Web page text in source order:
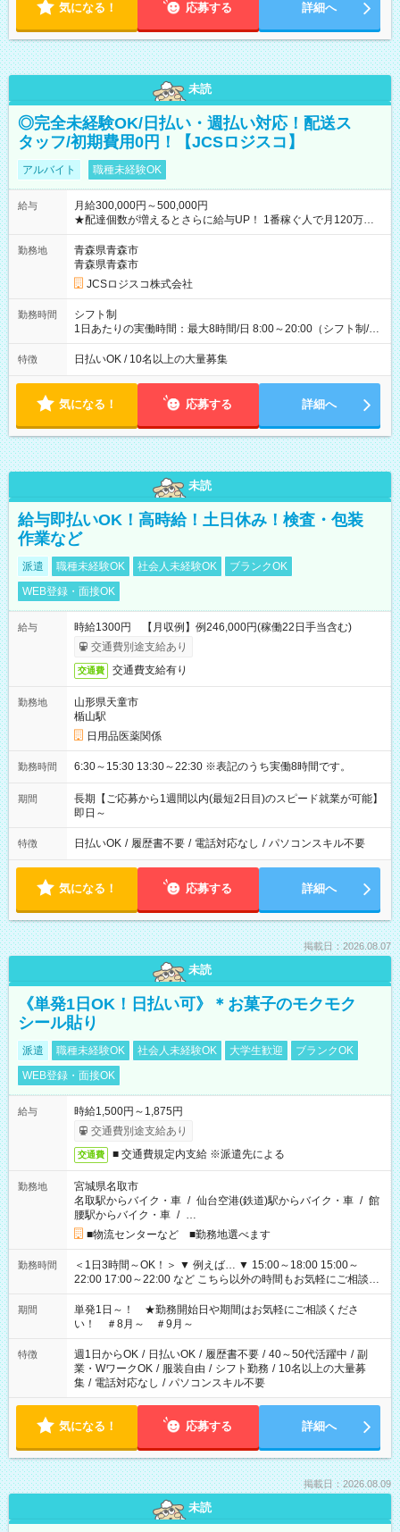
気になる！ 応募する 詳細へ
未読
◎完全未経験OK/日払い・週払い対応！配送ス
タッフ/初期費用0円！【JCSロジスコ】
アルバイト 職種未経験OK
給与
月給300,000円～500,000円
★配達個数が増えるとさらに給与UP！ 1番稼ぐ人で月120万ほ
ど！ ・主要都市エリア 月収55万円／週5日稼働 月収65万~112
万円／週6日稼働 ・地方郊外エリア 月収40万円／週5日稼働 月
収40万円~50万円／週6日稼働 ＜モデルイメージ＞ ■月収50万
円 (27歳男性/江東区在住)※元建築関係 1日150個配達×25日勤務
(日休み) ■月収80万円(43歳男性/墨田区在住)※元営業 1日200個
勤務地
青森県青森市
青森県青森市
JCSロジスコ株式会社
勤務時間
シフト制
1日あたりの実働時間：最大8時間/日 8:00～20:00（シフト制/実
働8時間） ※週5日勤務（場所次第では週4も有り） ※配達状況
によって時間外での勤務可能性有り ※案件により多少の前後あ
特徴 日払いOK / 10名以上の大量募集
気になる！ 応募する 詳細へ
未読
給与即払いOK！高時給！土日休み！検査・包装
作業など
派遣 職種未経験OK 社会人未経験OK
ブランクOK
WEB登録・面接OK
給与
時給1300円 【月収例】例246,000円(稼働22日手当含む)
交通費別途支給あり
交通費 交通費支給有り
勤務地
山形県天童市
楯山駅
日用品医薬関係
勤務時間 6:30～15:30 13:30～22:30 ※表記のうち実働8時間です。
期間
長期【ご応募から1週間以内(最短2日目)のスピード就業が可能】
即日～
特徴 日払いOK / 履歴書不要 / 電話対応なし / パソコンスキル不要
気になる！ 応募する 詳細へ
掲載日：2026.08.07
未読
《単発1日OK！日払い可》＊お菓子のモクモク
シール貼り
派遣 職種未経験OK 社会人未経験OK 大学生歓迎
ブランクOK
WEB登録・面接OK
給与
時給1,500円～1,875円
交通費別途支給あり
交通費 ■ 交通費規定内支給 ※派遣先による
勤務地
宮城県名取市
名取駅からバイク・車 / 仙台空港(鉄道)駅からバイク・車 / 館
腰駅からバイク・車 / …
■物流センターなど ■勤務地選べます
勤務時間
＜1日3時間～OK！＞ ▼ 例えば… ▼ 15:00～18:00 15:00～
22:00 17:00～22:00 など こちら以外の時間もお気軽にご相談く
ださい！
期間
単発1日～！ ★勤務開始日や期間はお気軽にご相談くださ
い！ ＃8月～ ＃9月～
特徴 週1日からOK / 日払いOK / 履歴書不要 / 40～50代活躍中 / 副
業・WワークOK / 服装自由 / シフト勤務 / 10名以上の大量募
集 / 電話対応なし / パソコンスキル不要
気になる！ 応募する 詳細へ
掲載日：2026.08.09
未読